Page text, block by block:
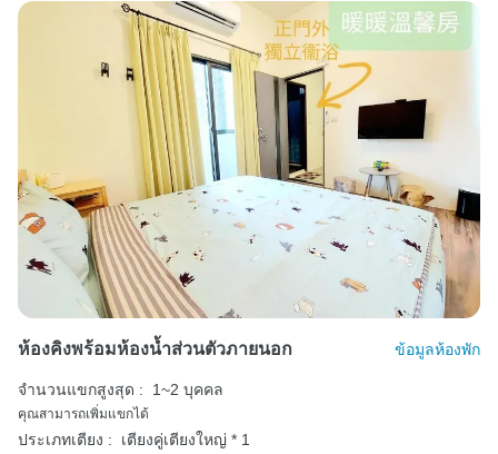
ห้องคิงพร้อมห้องน้ำส่วนตัวภายนอก ข้อมูลห้องพัก
จำนวนแขกสูงสุด : 1~2 บุคคล
คุณสามารถเพิ่มแขกได้
ประเภทเตียง : เตียงคู่เตียงใหญ่ * 1